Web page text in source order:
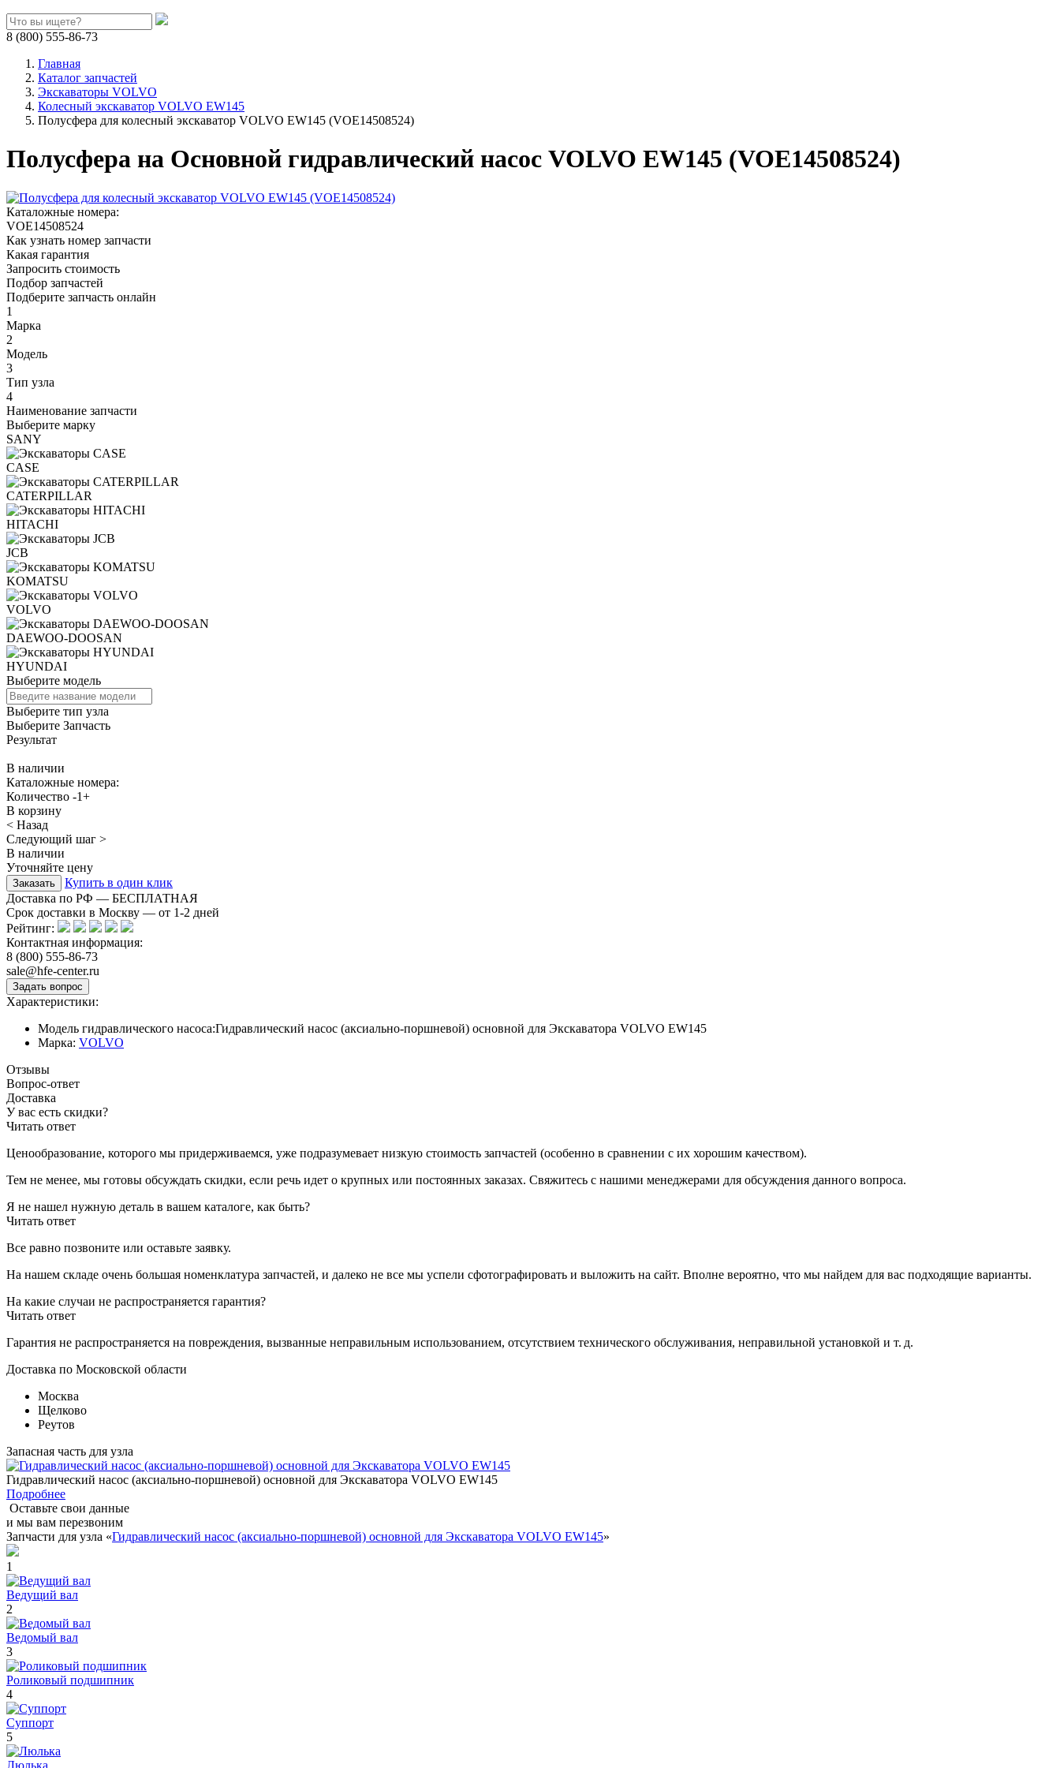
8 (800) 555-86-73
Главная
Каталог запчастей
Экскаваторы VOLVO
Колесный экскаватор VOLVO EW145
Полусфера для колесный экскаватор VOLVO EW145 (VOE14508524)
Полусфера на Основной гидравлический насос VOLVO EW145 (VOE14508524)
Каталожные номера:
VOE14508524
Как узнать номер запчасти
Какая гарантия
Запросить стоимость
Подбор запчастей
Подберите запчасть онлайн
1
Марка
2
Модель
3
Тип узла
4
Наименование запчасти
Выберите марку
SANY
CASE
CATERPILLAR
HITACHI
JCB
KOMATSU
VOLVO
DAEWOO-DOOSAN
HYUNDAI
Выберите модель
Выберите тип узла
Выберите Запчасть
Результат
В наличии
Каталожные номера:
Количество -1+
В корзину
< Назад
Следующий шаг >
В наличии
Уточняйте цену
Купить в один клик
Доставка по РФ — БЕСПЛАТНАЯ
Срок доставки в Москву — от 1-2 дней
Рейтинг:
Контактная информация:
8 (800) 555-86-73
sale@hfe-center.ru
Характеристики:
Модель гидравлического насоса:Гидравлический насос (аксиально-поршневой) основной для Экскаватора VOLVO EW145
Марка: VOLVO
Отзывы
Вопрос-ответ
Доставка
У вас есть скидки?
Читать ответ
Ценообразование, которого мы придерживаемся, уже подразумевает низкую стоимость запчастей (особенно в сравнении с их хорошим качеством).
Тем не менее, мы готовы обсуждать скидки, если речь идет о крупных или постоянных заказах. Свяжитесь с нашими менеджерами для обсуждения данного вопроса.
Я не нашел нужную деталь в вашем каталоге, как быть?
Читать ответ
Все равно позвоните или оставьте заявку.
На нашем складе очень большая номенклатура запчастей, и далеко не все мы успели сфотографировать и выложить на сайт. Вполне вероятно, что мы найдем для вас подходящие варианты.
На какие случаи не распространяется гарантия?
Читать ответ
Гарантия не распространяется на повреждения, вызванные неправильным использованием, отсутствием технического обслуживания, неправильной установкой и т. д.
Доставка по Московской области
Москва
Щелково
Реутов
Запасная часть для узла
Гидравлический насос (аксиально-поршневой) основной для Экскаватора VOLVO EW145
Подробнее
Оставьте свои данные
и мы вам перезвоним
Запчасти для узла «Гидравлический насос (аксиально-поршневой) основной для Экскаватора VOLVO EW145»
1
Ведущий вал
2
Ведомый вал
3
Роликовый подшипник
4
Суппорт
5
Люлька